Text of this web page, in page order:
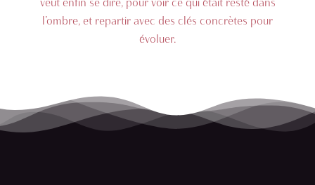
l’ombre, et repartir avec des clés concrètes pour
évoluer.